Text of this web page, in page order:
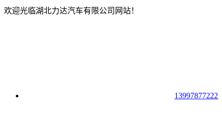
欢迎光临湖北力达汽车有限公司网站！
13997877222